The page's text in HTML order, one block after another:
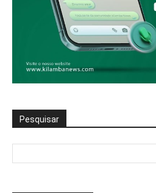
Pesquisar